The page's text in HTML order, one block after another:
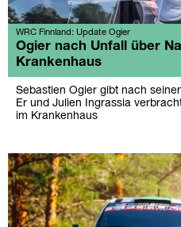
WRC Finnland: Update Ogier
Ogier nach Unfall über
Krankenhaus
Sebastien Ogier gibt nach
Er und Julien Ingrassia
im Krankenhaus